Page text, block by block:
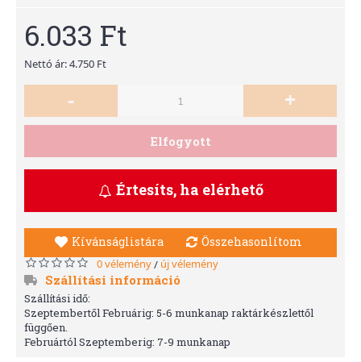
6.033 Ft
Nettó ár: 4.750 Ft
- +
Elfogyott
Értesíts, ha elérhető
Kívánságlistára Összehasonlítom
0 vélemény/ új vélemény
Szállítási információ
Szállítási idő:
Szeptembertől Februárig: 5-6 munkanap raktárkészlettől
függően.
Februártól Szeptemberig: 7-9 munkanap